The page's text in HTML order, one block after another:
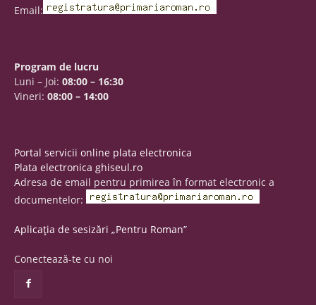
Email:
Program de lucru
Luni – Joi: 08:00 – 16:30
Vineri: 08:00 – 14:00
Portal servicii online plata electronica
Plata electronica ghiseul.ro
Adresa de email pentru primirea în format electronic a
documentelor:
Aplicația de sesizări „Pentru Roman”
Conectează-te cu noi